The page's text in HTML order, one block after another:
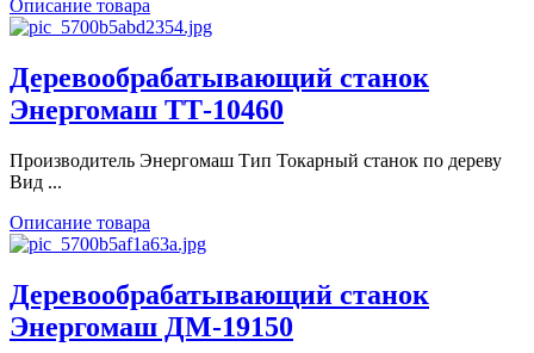
Описание товара
Деревообрабатывающий станок
Энергомаш ТТ-10460
Производитель Энергомаш Тип Токарный станок по дереву
Вид ...
Описание товара
Деревообрабатывающий станок
Энергомаш ДМ-19150